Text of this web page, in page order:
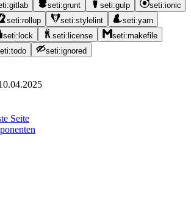
seti:grunt seti:gulp
seti:ionic
seti:rollup seti:stylelint
seti:yarn
seti:lock seti:license
seti:makefile
seti:ignored
Seite